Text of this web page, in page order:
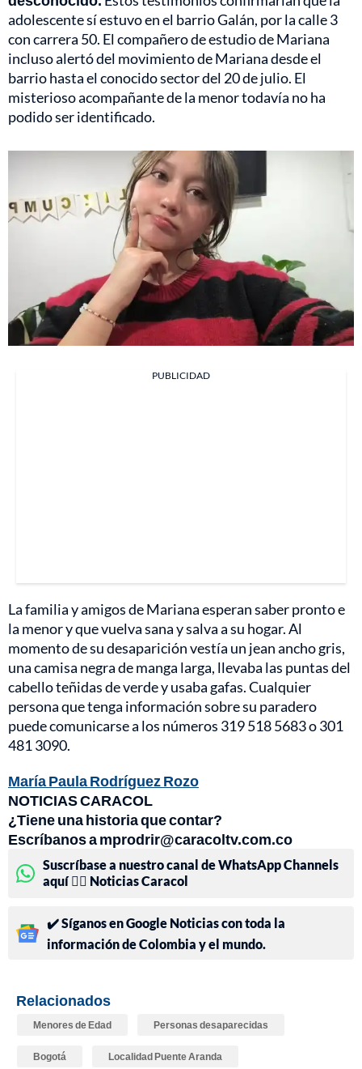
adolescente sí estuvo en el barrio Galán, por la calle 3
con carrera 50. El compañero de estudio de Mariana
incluso alertó del movimiento de Mariana desde el
barrio hasta el conocido sector del 20 de julio. El
misterioso acompañante de la menor todavía no ha
podido ser identificado.
PUBLICIDAD
La familia y amigos de Mariana esperan saber pronto e
la menor y que vuelva sana y salva a su hogar. Al
momento de su desaparición vestía un jean ancho gris,
una camisa negra de manga larga, llevaba las puntas del
cabello teñidas de verde y usaba gafas. Cualquier
persona que tenga información sobre su paradero
puede comunicarse a los números 319 518 5683 o 301
481 3090.
María Paula Rodríguez Rozo
NOTICIAS CARACOL
¿Tiene una historia que contar?
Escríbanos a mprodrir@caracoltv.com.co
Suscríbase a nuestro canal de WhatsApp Channels
aquí 👉🏻 Noticias Caracol
✔️ Síganos en Google Noticias con toda la
información de Colombia y el mundo.
Relacionados
Menores de Edad Personas desaparecidas
Bogotá Localidad Puente Aranda